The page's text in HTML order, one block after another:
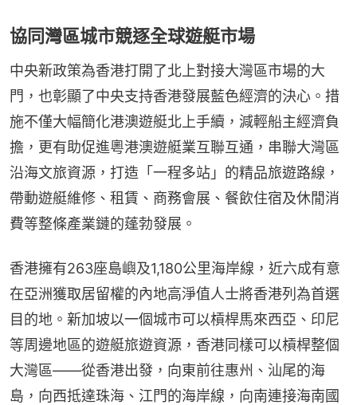
協同灣區城市競逐全球遊艇市場
中央新政策為香港打開了北上對接大灣區市場的大
門，也彰顯了中央支持香港發展藍色經濟的決心。措
施不僅大幅簡化港澳遊艇北上手續，減輕船主經濟負
擔，更有助促進粵港澳遊艇業互聯互通，串聯大灣區
沿海文旅資源，打造「一程多站」的精品旅遊路線，
帶動遊艇維修、租賃、商務會展、餐飲住宿及休閒消
費等整條產業鏈的蓬勃發展。
香港擁有263座島嶼及1,180公里海岸線，近六成有意
在亞洲獲取居留權的內地高淨值人士將香港列為首選
目的地。新加坡以一個城市可以槓桿馬來西亞、印尼
等周邊地區的遊艇旅遊資源，香港同樣可以槓桿整個
大灣區——從香港出發，向東前往惠州、汕尾的海
島，向西抵達珠海、江門的海岸線，向南連接海南國